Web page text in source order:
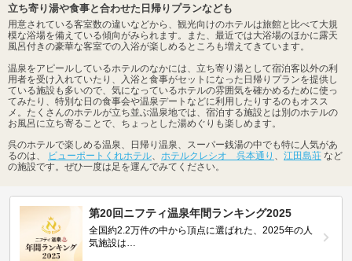
立ち寄り湯や食事と合わせた日帰りプランなども
用意されている客室数の違いなどから、観光向けのホテルは旅館と比べて大規
模な浴場を備えている傾向がみられます。また、最近では大浴場のほかに露天
風呂付きの豪華な客室での入浴が楽しめるところも増えてきています。
温泉をアピールしているホテルのなかには、立ち寄り湯として宿泊客以外の利
用者を受け入れていたり、入浴と食事がセットになった日帰りプランを提供し
ている施設も多いので、気になっているホテルの雰囲気を確かめるために使っ
てみたり、特別な日の食事会や温泉デートなどに利用したりするのもオスス
メ。たくさんのホテルが立ち並ぶ温泉地では、宿泊する施設とは別のホテルの
お風呂に立ち寄ることで、ちょっとした湯めぐりも楽しめます。
呉のホテルで楽しめる温泉、日帰り温泉、スーパー銭湯の中でも特に人気があ
るのは、
ビューポートくれホテル、 ホテルクレシオ 呉本通り 、 江田島荘 など
の施設です。ぜひ一度は足を運んでみてください。
第20回ニフティ温泉年間ランキング2025
全国約2.2万件の中から頂点に選ばれた、2025年の人
気施設は…